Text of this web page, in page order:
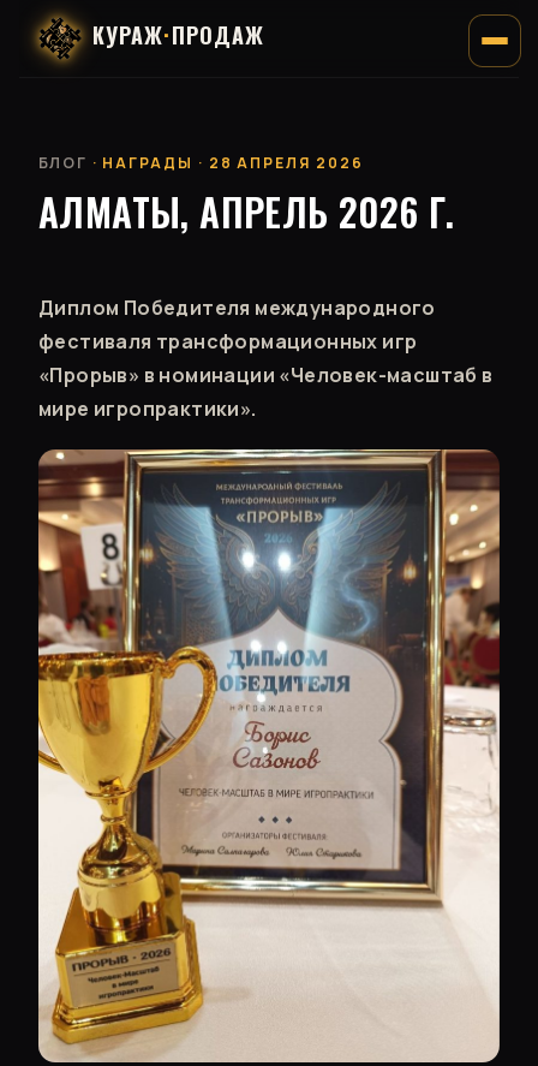
КУРАЖ·ПРОДАЖ
БЛОГ · НАГРАДЫ · 28 АПРЕЛЯ 2026
АЛМАТЫ, АПРЕЛЬ 2026 Г.
Диплом Победителя международного
фестиваля трансформационных игр
«Прорыв» в номинации «Человек-масштаб в
мире игропрактики».